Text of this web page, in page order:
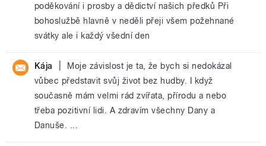
poděkování i prosby a dědictví našich předků Při
bohoslužbě hlavně v neděli přeji všem požehnané
svátky ale i každý všední den
Kája
Moje závislost je ta, že bych si nedokázal
vůbec představit svůj život bez hudby. I když
současně mám velmi rád zvířata, přírodu a nebo
třeba pozitivní lidi. A zdravím všechny Dany a
Danuše. ...